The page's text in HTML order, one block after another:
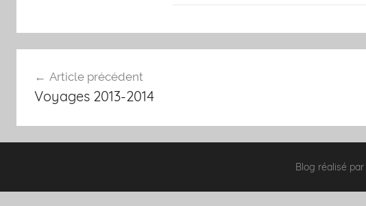
de
l’article
Article précédent
Voyages 2013-2014
Blog réalisé par